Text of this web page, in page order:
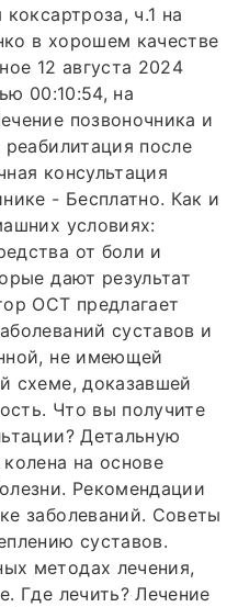
ч.1 на
в хорошем качестве
12 августа 2024
00:10:54, на
позвоночника и
после
консультация
- Бесплатно. Как и
условиях:
от боли и
дают результат
ОСТ предлагает
суставов и
не имеющей
схеме, доказавшей
Что вы получите
Детальную
на основе
Рекомендации
заболеваний. Советы
суставов.
методах лечения,
Где лечить? Лечение